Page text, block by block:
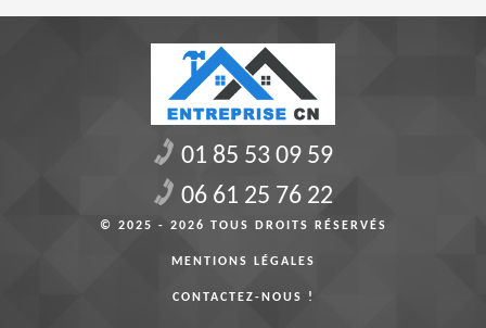
01 85 53 09 59
06 61 25 76 22
© 2025 - 2026 TOUS DROITS RÉSERVÉS
MENTIONS LÉGALES
CONTACTEZ-NOUS !